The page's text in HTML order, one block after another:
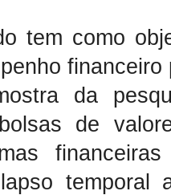
tem como
da
de
temporal